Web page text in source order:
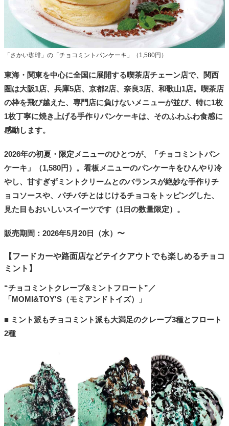
「さかい珈琲」の「チョコミントパンケーキ」（1,580円）
東海・関東を中心に全国に展開する喫茶店チェーン店で、関西
圏は大阪1店、兵庫5店、京都2店、奈良3店、和歌山1店。喫茶店
の枠を飛び越えた、専門店に負けないメニューが並び、特に1枚
1枚丁寧に焼き上げる手作りパンケーキは、そのふわふわ食感に
感動します。
2026年の初夏・限定メニューのひとつが、「チョコミントパン
ケーキ」（1,580円）。看板メニューのパンケーキをひんやり冷
やし、甘すぎずミントクリームとのバランスが絶妙な手作りチ
ョコソースや、パチパチとはじけるチョコをトッピングした、
見た目もおいしいスイーツです（1日の数量限定）。
販売期間：2026年5月20日（水）〜
【フードカーや路面店などテイクアウトでも楽しめるチョコ
ミント】
“チョコミントクレープ&ミントフロート”／
「MOMI&TOY'S（モミアンドトイズ）」
■ ミント派もチョコミント派も大満足のクレープ3種とフロート
2種